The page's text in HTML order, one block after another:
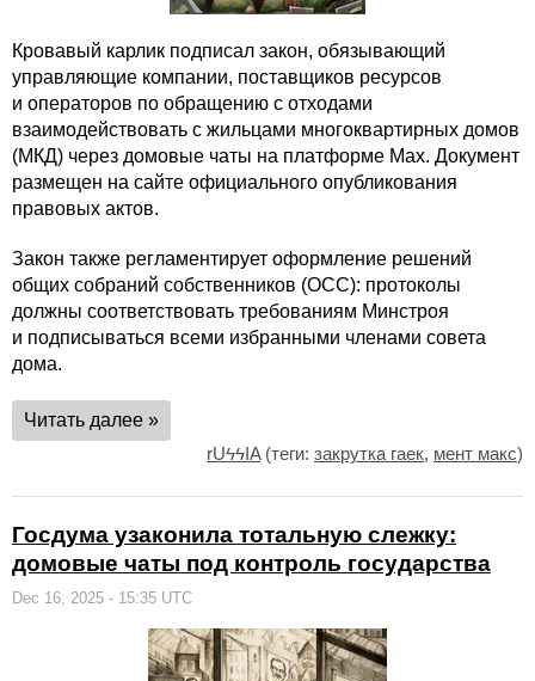
Кровавый карлик подписал закон, обязывающий
управляющие компании, поставщиков ресурсов
и операторов по обращению с отходами
взаимодействовать с жильцами многоквартирных домов
(МКД) через домовые чаты на платформе Max. Документ
размещен на сайте официального опубликования
правовых актов.
Закон также регламентирует оформление решений
общих собраний собственников (ОСС): протоколы
должны соответствовать требованиям Минстроя
и подписываться всеми избранными членами совета
дома.
Читать далее »
rUϟϟIA(теги: закрутка гаек, мент макс)
Госдума узаконила тотальную слежку:
домовые чаты под контроль государства
Dec 16, 2025 - 15:35 UTC